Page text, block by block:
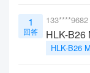
1
回答
133****9682
HLK-B26
HLK-B26